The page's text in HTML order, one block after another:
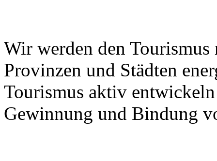
Wir werden den Tourismus
Provinzen und Städten
Tourismus aktiv
Gewinnung und Bindung